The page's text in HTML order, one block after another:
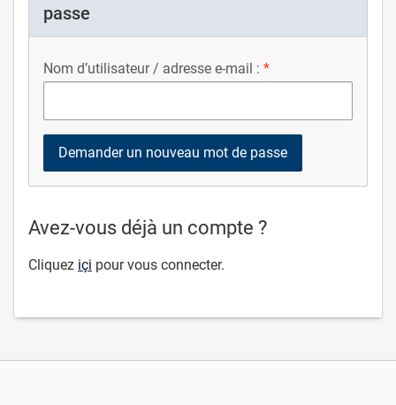
passe
Nom d’utilisateur / adresse e-mail :
Avez-vous déjà un compte ?
Cliquez içi pour vous connecter.